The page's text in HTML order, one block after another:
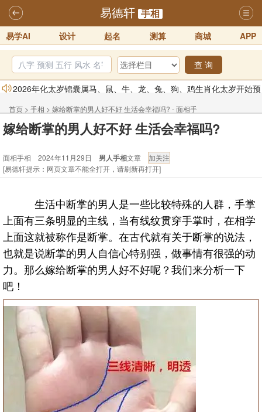
易德轩 手相
易学AI 设计 起名 测算 商城 APP
查 询
2026年化太岁锦囊属马、鼠、牛、龙、兔、狗、鸡生肖化太岁开始预
订！！
2025-10-01
2026丙午年铁笔居士精批年运说明
2025-10-12
易德轩通告：本网站易德轩商标及LOGO注册声明
易德轩易学ai，ai批八字紫微命理相学，ai智能体客服系统开通，欢迎
易德轩网重构及升能完成，欢迎大家来体验新程序及感觉！！
2025-07-01
首页 > 手相 > 嫁给断掌的男人好不好 生活会幸福吗? - 面相手
相
嫁给断掌的男人好不好 生活会幸福吗?
面相手相 2024年11月29日 男人手相文章
[易德轩提示：网页文章不能全打开，请刷新再打开]
生活中断掌的男人是一些比较特殊的人群，手掌
上面有三条明显的主线，当有线纹贯穿手掌时，在相学
上面这就被称作是断掌。在古代就有关于断掌的说法，
也就是说断掌的男人自信心特别强，做事情有很强的动
力。那么嫁给断掌的男人好不好呢？我们来分析一下
吧！